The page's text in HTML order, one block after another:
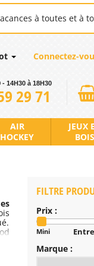
à toutes et à
Connectez-
- 14H30 à 18H30
29 71
AIR
HOCKEY
JEUX
BOIS
FILTRE
Prix :
Mini
Marque :